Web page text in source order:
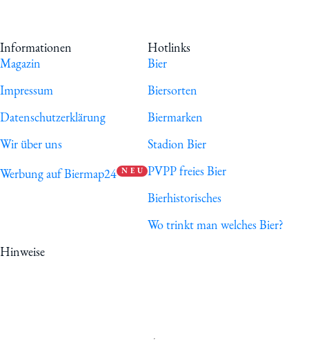
Informationen
Magazin
Impressum
Datenschutzerklärung
Wir über uns
Werbung auf Biermap24 N E U
Hotlinks
Bier
Biersorten
Biermarken
Stadion Bier
PVPP freies Bier
Bierhistorisches
Wo trinkt man welches Bier?
Hinweise